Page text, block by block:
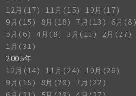
12月(17)
11月(15)
10月(17)
9月(15)
8月(18) 7月(13)
6月(8)
5月(6)
4月(8) 3月(13)
2月(27)
1月(31)
2005年
12月(14)
11月(24)
10月(26)
9月(18)
8月(20)
7月(22)